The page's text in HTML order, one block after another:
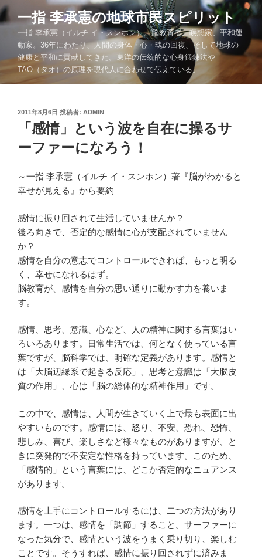
コ
ン
ツ
一指 李承憲の地球市民スピリット
一指 李承憲（イルチ イ・スンホン）。脳教育者、瞑想家、平和運
動家。36年にわたり、人間の身体・心・魂の回復、そして地球の
健康と平和に貢献してきた。東洋の伝統的な心身鍛錬法や
TAO（タオ）の原理を現代人に合わせて伝えている。
投
2011年8月6日 投稿者: ADMIN
「感情」という波を自在に操るサ
ーファーになろう！
～一指 李承憲（イルチ イ・スンホン）著『脳がわかると
幸せが見える』から要約
感情に振り回されて生活していませんか？
後ろ向きで、否定的な感情に心が支配されていません
か？
感情を自分の意志でコントロールできれば、もっと明る
く、幸せになれるはず。
脳教育が、感情を自分の思い通りに動かす力を養いま
す。
感情、思考、意識、心など、人の精神に関する言葉はい
ろいろあります。日常生活では、何となく使っている言
葉ですが、脳科学では、明確な定義があります。感情と
は「大脳辺縁系で起きる反応」、思考と意識は「大脳皮
質の作用」、心は「脳の総体的な精神作用」です。
この中で、感情は、人間が生きていく上で最も表面に出
やすいものです。感情には、怒り、不安、恐れ、恐怖、
悲しみ、喜び、楽しさなど様々なものがありますが、と
きに突発的で不安定な性格を持っています。このため、
「感情的」という言葉には、どこか否定的なニュアンス
があります。
感情を上手にコントロールするには、二つの方法があり
ます。一つは、感情を「調節」すること。サーファーに
なった気分で、感情という波をうまく乗り切り、楽しむ
ことです。そうすれば、感情に振り回されずに済みま